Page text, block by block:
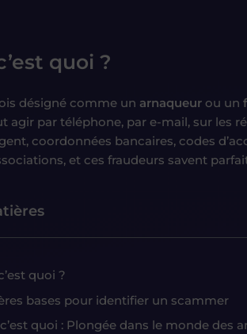
quoi ?
désigné comme un arnaqueur ou un
agir par téléphone, par e-mail, sur les
coordonnées bancaires, codes
et ces fraudeurs savent
quoi ?
bases pour identifier un scammer
quoi : Plongée dans le monde des